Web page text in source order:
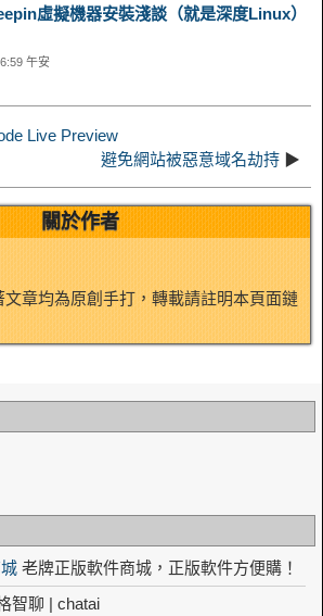
虛擬機器安裝淺談（就是深度Linux）
午安
Live Preview
避免網站被惡意域名劫持 ▶
關於作者
章均為原創手打，轉載請註明本頁面鏈
老牌正版軟件商城，正版軟件方便購！
智聊 | chatai